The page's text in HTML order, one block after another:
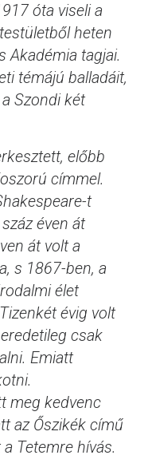
óta viseli a
heten
Akadémia tagjai.
témájú balladáit,
Szondi két
előbb
címmel.
t
éven át
át volt a
s 1867-ben, a
élet
évig volt
csak
Emiatt
meg kedvenc
az Őszikék című
Tetemre hívás.